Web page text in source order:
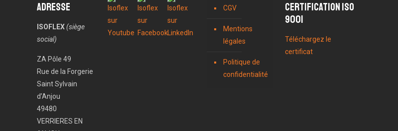
Adresse
ISOFLEX(siège
social)
ZA Pôle 49
Rue de la Forgerie
Saint Sylvain
d’Anjou
49480
VERRIERES EN
CGV
Mentions
légales
Politique de
confidentialité
Certification ISO
9001
Téléchargez le
certificat